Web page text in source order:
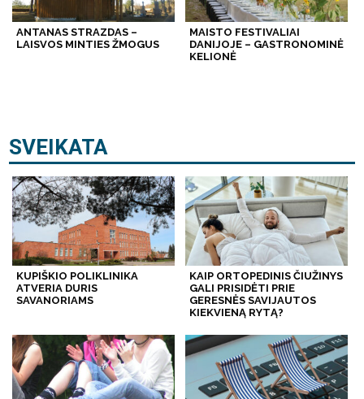
ANTANAS STRAZDAS –
LAISVOS MINTIES ŽMOGUS
MAISTO FESTIVALIAI
DANIJOJE – GASTRONOMINĖ
KELIONĖ
SVEIKATA
KUPIŠKIO POLIKLINIKA
ATVERIA DURIS
SAVANORIAMS
KAIP ORTOPEDINIS ČIUŽINYS
GALI PRISIDĖTI PRIE
GERESNĖS SAVIJAUTOS
KIEKVIENĄ RYTĄ?